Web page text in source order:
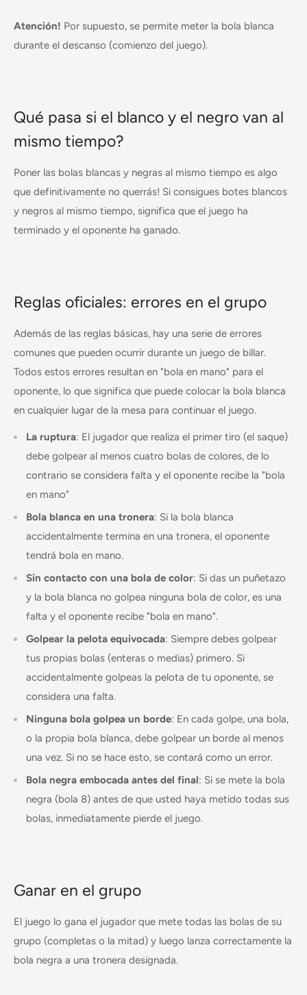
Atención! Por supuesto, se permite meter la bola blanca
durante el descanso (comienzo del juego).
Qué pasa si el blanco y el negro van al
mismo tiempo?
Poner las bolas blancas y negras al mismo tiempo es algo
que definitivamente no querrás! Si consigues botes blancos
y negros al mismo tiempo, significa que el juego ha
terminado y el oponente ha ganado.
Reglas oficiales: errores en el grupo
Además de las reglas básicas, hay una serie de errores
comunes que pueden ocurrir durante un juego de billar.
Todos estos errores resultan en "bola en mano" para el
oponente, lo que significa que puede colocar la bola blanca
en cualquier lugar de la mesa para continuar el juego.
La ruptura: El jugador que realiza el primer tiro (el saque)
debe golpear al menos cuatro bolas de colores, de lo
contrario se considera falta y el oponente recibe la "bola
en mano"
Bola blanca en una tronera: Si la bola blanca
accidentalmente termina en una tronera, el oponente
tendrá bola en mano.
Sin contacto con una bola de color: Si das un puñetazo
y la bola blanca no golpea ninguna bola de color, es una
falta y el oponente recibe "bola en mano".
Golpear la pelota equivocada: Siempre debes golpear
tus propias bolas (enteras o medias) primero. Si
accidentalmente golpeas la pelota de tu oponente, se
considera una falta.
Ninguna bola golpea un borde: En cada golpe, una bola,
o la propia bola blanca, debe golpear un borde al menos
una vez. Si no se hace esto, se contará como un error.
Bola negra embocada antes del final: Si se mete la bola
negra (bola 8) antes de que usted haya metido todas sus
bolas, inmediatamente pierde el juego.
Ganar en el grupo
El juego lo gana el jugador que mete todas las bolas de su
grupo (completas o la mitad) y luego lanza correctamente la
bola negra a una tronera designada.